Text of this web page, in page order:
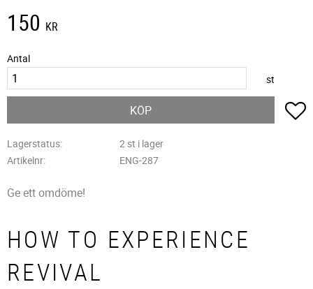
150 KR
Antal
st
KÖP
Lagerstatus
2 st i lager
Artikelnr
ENG-287
Ge ett omdöme!
HOW TO EXPERIENCE
REVIVAL